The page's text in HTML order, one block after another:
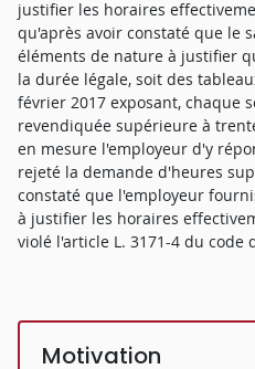
justifier les horaires
qu'après avoir constaté que le
éléments de nature à justifier
la durée légale, soit des
février 2017 exposant, chaque
revendiquée supérieure à
en mesure l'employeur d'y
rejeté la demande d'heures
constaté que l'employeur
à justifier les horaires
violé l'article L. 3171-4 du code
Motivation